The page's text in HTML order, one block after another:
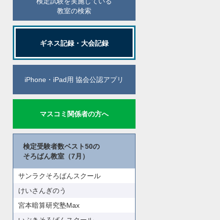
教室の検索
ギネス記録・大会記録
iPhone・iPad用 協会公認アプリ
マスコミ関係者の方へ
検定受験者数ベスト50の
そろばん教室（7月）
サンラクそろばんスクール
けいさんぎのう
宮本暗算研究塾Max